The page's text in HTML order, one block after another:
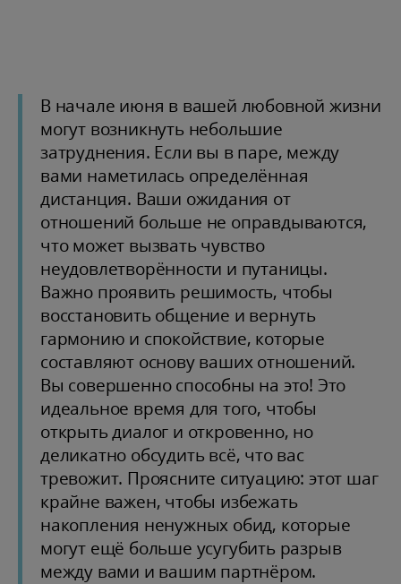
В начале июня в вашей любовной жизни
могут возникнуть небольшие
затруднения. Если вы в паре, между
вами наметилась определённая
дистанция. Ваши ожидания от
отношений больше не оправдываются,
что может вызвать чувство
неудовлетворённости и путаницы.
Важно проявить решимость, чтобы
восстановить общение и вернуть
гармонию и спокойствие, которые
составляют основу ваших отношений.
Вы совершенно способны на это! Это
идеальное время для того, чтобы
открыть диалог и откровенно, но
деликатно обсудить всё, что вас
тревожит. Проясните ситуацию: этот шаг
крайне важен, чтобы избежать
накопления ненужных обид, которые
могут ещё больше усугубить разрыв
между вами и вашим партнёром.